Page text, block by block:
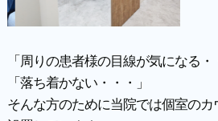
「周りの患者様の目線が気になる・
「落ち着かない・・・」
そんな方のために当院では個室の